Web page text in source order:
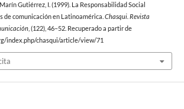
Gutiérrez, I. (1999). La Responsabilidad Social
de comunicación en Latinoamérica. Chasqui. Revista
, (122), 46–52. Recuperado a partir de
index.php/chasqui/article/view/71